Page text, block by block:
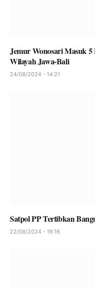
Jemur Wonosari Masuk 5
Wilayah Jawa-Bali
24/08/2024 - 14:21
Satpol PP Tertibkan
22/08/2024 - 19:16